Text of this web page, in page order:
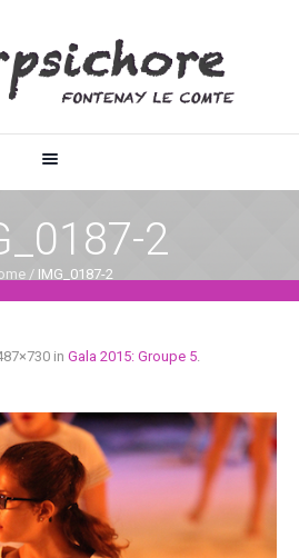
2
/ IMG_0187-2
in Gala 2015: Groupe 5.